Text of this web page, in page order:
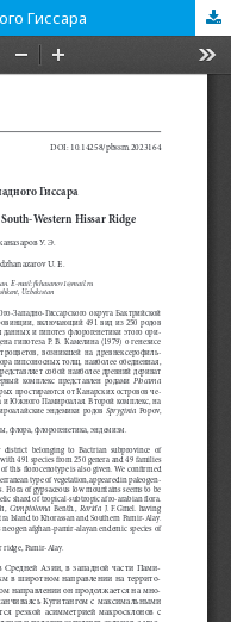
Гиссара